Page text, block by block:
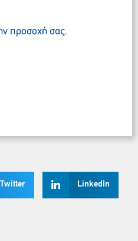
προσοχή σας.
Twitter LinkedIn